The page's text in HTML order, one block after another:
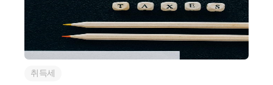
3) 필요경비 계산
각하지만, 먼저 사망한 자녀의 배우자 즉, 사위,며느리
와 손자녀들이 먼저 사망한 자녀를 대신하여 상속받게
됩니다.특별연고자는 상속권을 주장하는 상속인이 없
을 경우, 피상속인과 생계를 같이하고 있던 자, 요양간
가를 알 수 없다면, 재산평가기간 내에 해당 회원권의
매매사례가액을 기준으로 평가합니다.간혹 상속세 세
무조사에서 과세관청이 쟁점 골프회원권의 매매사례
가액을 제시하는 경우가 있습니다.사실 이렇게 되면,
일반인들은 해당 골프회원권이 언제 얼마로 거래되었
축 건물의 취득가액신축 건물의 취득가액의 원칙은자
산의 취득에 든 실지거래가액입니다.신축 주택의 경우
취득원가,공사대금 등 신축을 위해 들어간 모든 비용
을 말하게 됩니다.만약 기존 건물을 멸실 후 재건축을
하게 된 경우라면,멸실 건물의 철거비용까지 포함됩니
다.공사비에 대한 입증만 제대로 된다면,신축 공사에
현재 「상속세 및 증여세법」에 의하여 평가한 시가로
하며 이때 시가는 매매사례가액·감정가액 등이며, 매
매사례가액 등이 없는 경우에는 기준시가로 하는 것임
[ 회 신 ]자산의 양도차익을「소득세법」 제96조제1항
각호의 규정에 의한 실지거래가액으로 신고·납부하여
취득세